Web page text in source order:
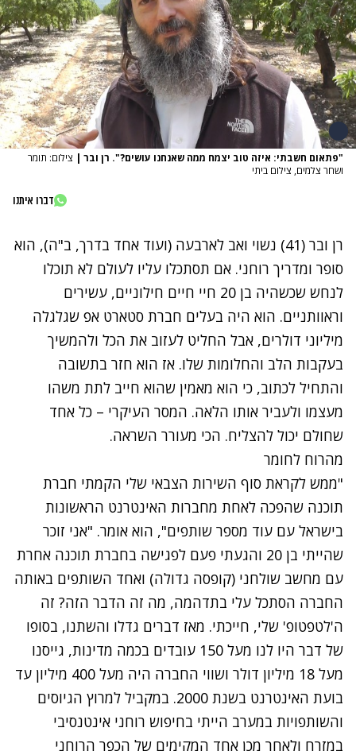
"פתאום חשבתי: איזה טוב יצמח ממה שאנחנו עושים?". רן ובר | צילום: תומר
ושחר צלמים, צילום ביתי
דברו איתנו
רן ובר (41) נשוי ואב לארבעה (ועוד אחד בדרך, ב"ה), הוא
סופר ומדריך רוחני. אם תסתכלו עליו לעולם לא תוכלו
לנחש שכשהיה בן 20 חיי חיים חילוניים, עשירים
וראוותניים. הוא היה בעלים חברת סטארט אפ שגלגלה
מיליוני דולרים, אבל החליט לעזוב את הכל ולהמשיך
בעקבות הלב והחלומות שלו. אז הוא חזר בתשובה
והתחיל לכתוב, כי הוא מאמין שהוא חייב לתת משהו
מעצמו ולעביר אותו הלאה. המסר העיקרי – כל אחד
שחולם יכול להצליח. הכי מעורר השראה.
מהרוח לחומר
"ממש לקראת סוף השירות הצבאי שלי הקמתי חברת
תוכנה שהפכה לאחת מחברות האינטרנט הראשונות
בישראל עם עוד מספר שותפים", הוא אומר. "אני זוכר
שהייתי בן 20 והגעתי פעם לפגישה בחברת תוכנה אחרת
עם מחשב שולחני (קופסה גדולה) ואחד השותפים באותה
החברה הסתכל עלי בתדהמה, מה זה הדבר הזה? זה
ה'לטפטופ' שלי, חייכתי. מאז דברים גדלו והשתנו, בסופו
של דבר היו לנו מעל 150 עובדים בכמה מדינות, גייסנו
מעל 18 מיליון דולר ושווי החברה היה מעל 400 מיליון עד
בועת האינטרנט בשנת 2000. במקביל למרוץ הגיוסים
והשותפויות במערב הייתי בחיפוש רוחני אינטנסיבי
במזרח ולאחר מכן אחד המקימים של הכפר הרוחני